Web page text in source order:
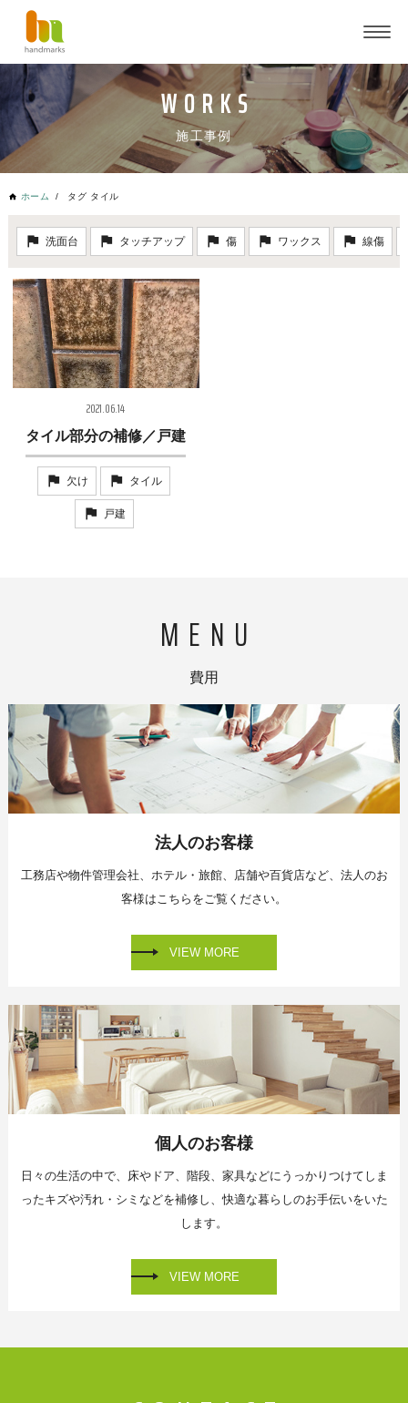
施工事例
ホーム タグ タイル
洗面台 タッチアップ 傷 ワックス 線傷
2021.06.14
タイル部分の補修／戸建
欠け タイル
戸建
費用
法人のお客様
工務店や物件管理会社、 ホテル・旅館、店舗や百貨店など、 法人のお
客様はこちらをご覧ください。
VIEW MORE
個人のお客様
日々の生活の中で、床やドア、階段、家具などに うっかりつけてしま
ったキズや汚れ・シミなどを補修し、快適な暮らしのお手伝いをいた
します。
VIEW MORE